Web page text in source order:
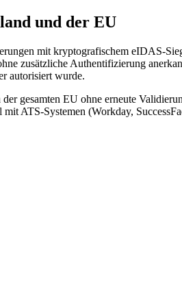
und der EU
mit kryptografischem eIDAS-
zusätzliche Authentifizierung
autorisiert wurde.
gesamten EU ohne erneute
ATS-Systemen (Workday,